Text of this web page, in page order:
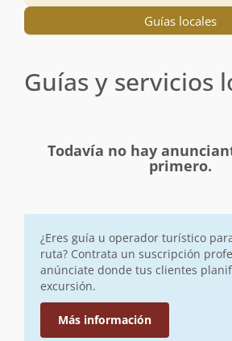
Guías locales
Guías y servicios
Todavía no hay
primero.
¿Eres guía u operador turístico
ruta? Contrata un suscripción
anúnciate donde tus clientes
excursión.
Más información